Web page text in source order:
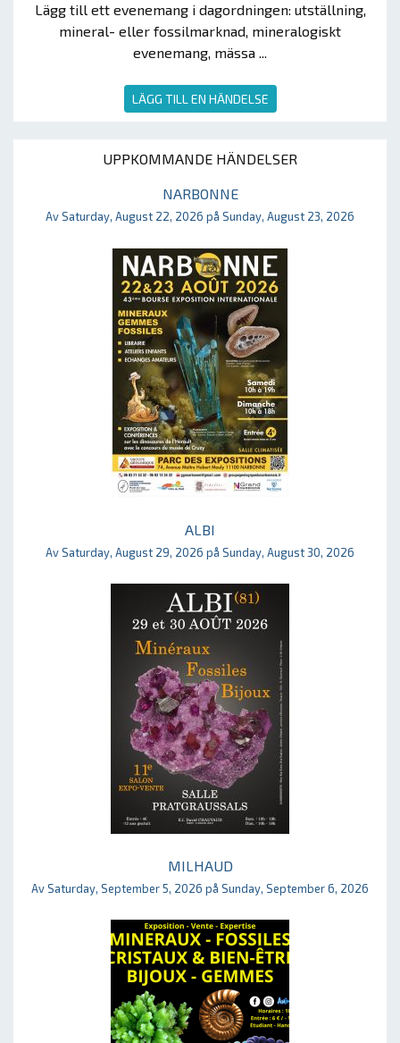
Lägg till ett evenemang i dagordningen: utställning,
mineral- eller fossilmarknad, mineralogiskt
evenemang, mässa ...
LÄGG TILL EN HÄNDELSE
UPPKOMMANDE HÄNDELSER
NARBONNE
Av Saturday, August 22, 2026 på Sunday, August 23, 2026
ALBI
Av Saturday, August 29, 2026 på Sunday, August 30, 2026
MILHAUD
Av Saturday, September 5, 2026 på Sunday, September 6, 2026